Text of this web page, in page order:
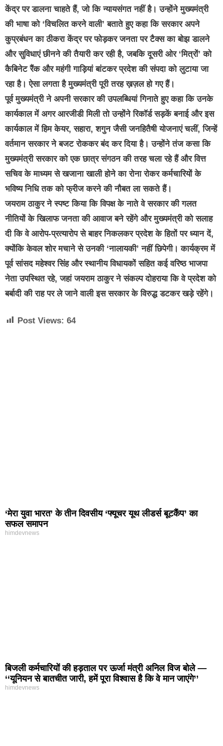
केंद्र पर डालना चाहते हैं, जो कि न्यायसंगत नहीं है। उन्होंने मुख्यमंत्री
की भाषा को ‘विचलित करने वाली’ बताते हुए कहा कि सरकार अपने
कुप्रबंधन का ठीकरा केंद्र पर फोड़कर जनता पर टैक्स का बोझ डालने
और सुविधाएं छीनने की तैयारी कर रही है, जबकि दूसरी ओर ‘मित्रों’ को
कैबिनेट रैंक और महंगी गाड़ियां बांटकर प्रदेश की संपदा को लुटाया जा
रहा है। ऐसा लगता है मुख्यमंत्री पूरी तरह ख़ज़ल हो गए हैं।
पूर्व मुख्यमंत्री ने अपनी सरकार की उपलब्धियां गिनाते हुए कहा कि उनके
कार्यकाल में अगर आरजीडी मिली तो उन्होंने रिकॉर्ड सड़कें बनाई और इस
कार्यकाल में हिम केयर, सहारा, शगुन जैसी जनहितैषी योजनाएं चलीं, जिन्हें
वर्तमान सरकार ने बजट रोककर बंद कर दिया है। उन्होंने तंज कसा कि
मुख्यमंत्री सरकार को एक छात्र संगठन की तरह चला रहे हैं और वित्त
सचिव के माध्यम से खजाना खाली होने का रोना रोकर कर्मचारियों के
भविष्य निधि तक को फ्रीज करने की नौबत ला सकते हैं।
जयराम ठाकुर ने स्पष्ट किया कि विपक्ष के नाते वे सरकार की गलत
नीतियों के खिलाफ जनता की आवाज बने रहेंगे और मुख्यमंत्री को सलाह
दी कि वे आरोप-प्रत्यारोप से बाहर निकलकर प्रदेश के हितों पर ध्यान दें,
क्योंकि केवल शोर मचाने से उनकी ‘नालायकी’ नहीं छिपेगी। कार्यक्रम में
पूर्व सांसद महेश्वर सिंह और स्थानीय विधायकों सहित कई वरिष्ठ भाजपा
नेता उपस्थित रहे, जहां जयराम ठाकुर ने संकल्प दोहराया कि वे प्रदेश को
बर्बादी की राह पर ले जाने वाली इस सरकार के विरुद्ध डटकर खड़े रहेंगे।
Post Views: 64
‘मेरा युवा भारत’ के तीन दिवसीय ‘फ्यूचर यूथ लीडर्स बूटकैंप’ का
सफल समापन
himdevnews
बिजली कर्मचारियों की हड़ताल पर ऊर्जा मंत्री अनिल विज बोले —
‘‘यूनियन से बातचीत जारी, हमें पूरा विश्वास है कि वे मान जाएंगे’’
himdevnews